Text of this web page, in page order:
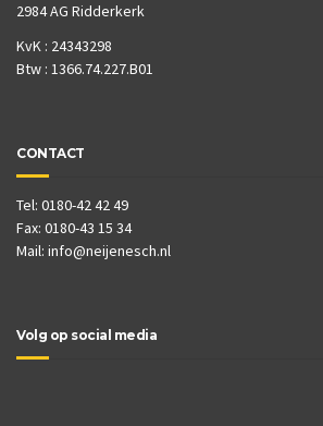
2984 AG Ridderkerk
KvK : 24343298
Btw : 1366.74.227.B01
CONTACT
Tel: 0180-42 42 49
Fax: 0180-43 15 34
Mail: info@neijenesch.nl
Volg op social media